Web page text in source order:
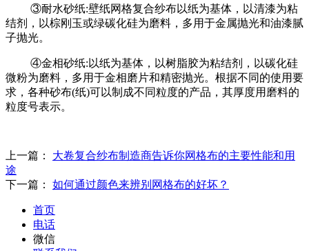
③耐水砂纸:壁纸网格复合纱布以纸为基体，以清漆为粘
结剂，以棕刚玉或绿碳化硅为磨料，多用于金属抛光和油漆腻
子抛光。
④金相砂纸:以纸为基体，以树脂胶为粘结剂，以碳化硅
微粉为磨料，多用于金相磨片和精密抛光。根据不同的使用要
求，各种砂布(纸)可以制成不同粒度的产品，其厚度用磨料的
粒度号表示。
上一篇： 大卷复合纱布制造商告诉你网格布的主要性能和用
途
下一篇： 如何通过颜色来辨别网格布的好坏？
首页
电话
微信